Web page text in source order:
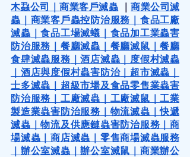
木蝨公司 ｜商業客戶滅蟲 ｜商業公司滅
蟲 ｜ 商業客戶蟲控防治服務 ｜ 食品工廠
滅蟲 ｜食品工場滅蟻 ｜ 食品加工業蟲害
防治服務 ｜ 餐廳滅蟲 ｜ 餐廳滅鼠 ｜餐廳
食肆滅蟲服務 ｜酒店滅蟲 ｜ 度假村滅蟲
｜ 酒店與度假村蟲害防治｜ 超市滅蟲 ｜
士多滅蟲 ｜ 超級市場及食品零售業蟲害
防治服務 ｜ 工廠滅蟲 ｜ 工廠滅鼠 ｜工業
製造業蟲害防治服務 ｜ 物流滅蟲 ｜快遞
滅蟲 ｜物流及供應鏈蟲害防治服務 ｜ 商
場滅蟲 ｜ 商店滅蟲 ｜ 零售商場滅蟲服務
｜ 辦公室滅蟲 ｜辦公室滅鼠 ｜ 商業辦公